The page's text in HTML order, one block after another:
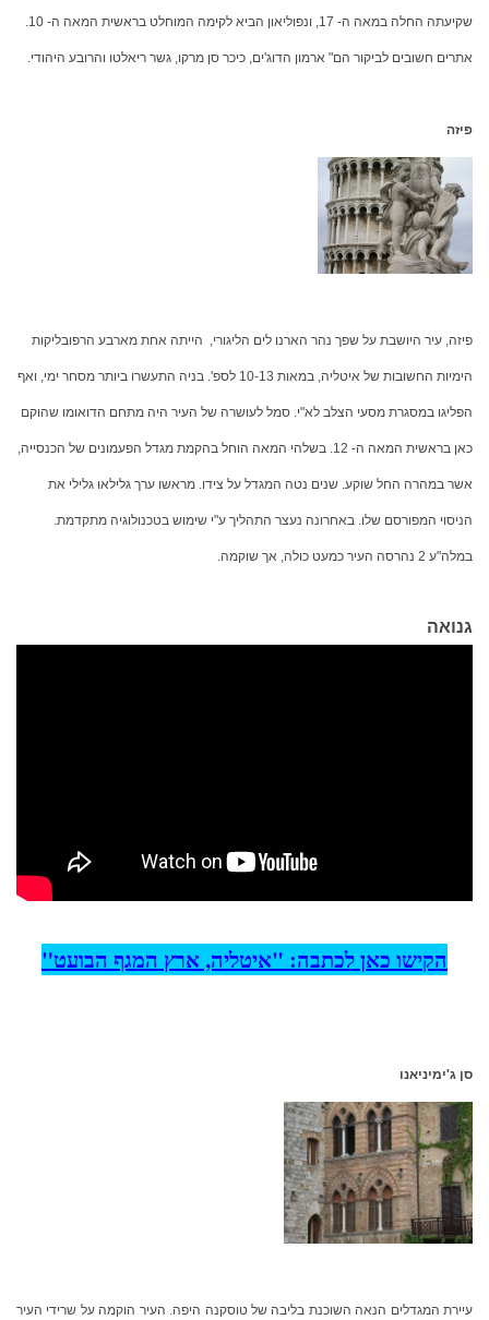
שקיעתה החלה במאה ה- 17, ונפוליאון הביא לקימה המוחלט בראשית המאה ה- 10.
אתרים חשובים לביקור הם" ארמון הדוג'ים, כיכר סן מרקו, גשר ריאלטו והרובע היהודי.
פיזה
פיזה, עיר היושבת על שפך נהר הארנו לים הליגורי, הייתה אחת מארבע הרפובליקות
הימיות החשובות של איטליה, במאות 10-13 לספ'. בניה התעשרו ביותר מסחר ימי, ואף
הפליגו במסגרת מסעי הצלב לא"י. סמל לעושרה של העיר היה מתחם הדואומו שהוקם
כאן בראשית המאה ה- 12. בשלהי המאה הוחל בהקמת מגדל הפעמונים של הכנסייה,
אשר במהרה החל שוקע. שנים נטה המגדל על צידו. מראשו ערך גלילאו גלילי את
הניסוי המפורסם שלו. באחרונה נעצר התהליך ע"י שימוש בטכנולוגיה מתקדמת.
במלה"ע 2 נהרסה העיר כמעט כולה, אך שוקמה.
גנואה
הקישו כאן לכתבה: "איטליה, ארץ המגף הבועט"
סן ג'ימיניאנו
עיירת המגדלים הנאה השוכנת בליבה של טוסקנה היפה. העיר הוקמה על שרידי העיר